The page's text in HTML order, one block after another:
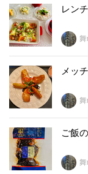
レン
舞
メッ
舞
ご飯
舞